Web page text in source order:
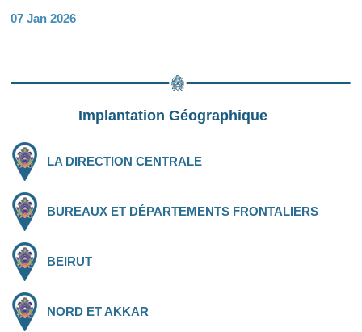
07 Jan 2026
Implantation Géographique
LA DIRECTION CENTRALE
BUREAUX ET DÉPARTEMENTS FRONTALIERS
BEIRUT
NORD ET AKKAR